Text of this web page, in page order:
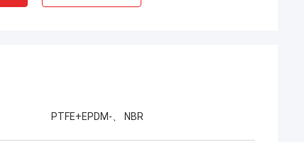
PTFE+EPDM-、 NBR